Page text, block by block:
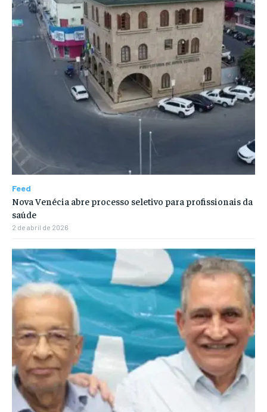
Feed
Nova Venécia abre processo seletivo para profissionais da
saúde
2 de abril de 2026